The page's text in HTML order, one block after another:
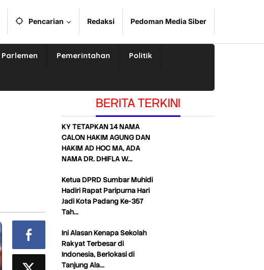
Pencarian Redaksi Pedoman Media Siber
Parlemen Pemerintahan Politik
BERITA TERKINI
KY TETAPKAN 14 NAMA
CALON HAKIM AGUNG DAN
HAKIM AD HOC MA, ADA
NAMA DR. DHIFLA W…
Ketua DPRD Sumbar Muhidi
Hadiri Rapat Paripurna Hari
Jadi Kota Padang Ke-357
Tah…
Ini Alasan Kenapa Sekolah
Rakyat Terbesar di
Indonesia, Berlokasi di
Tanjung Ala…